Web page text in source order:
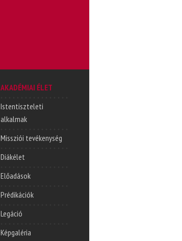
AKADÉMIAI ÉLET
Istentiszteleti
alkalmak
Missziói tevékenység
Diákélet
Előadások
Prédikációk
Legáció
Képgaléria